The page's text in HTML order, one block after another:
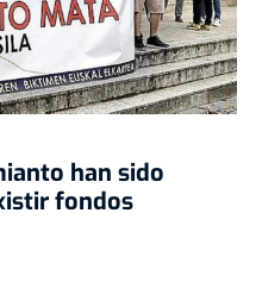
han sido
fondos